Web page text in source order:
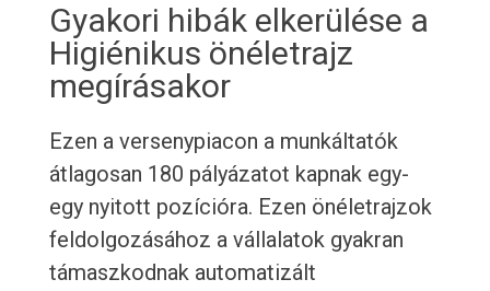
Gyakori hibák elkerülése a
Higiénikus önéletrajz
megírásakor
Ezen a versenypiacon a munkáltatók
átlagosan 180 pályázatot kapnak egy-
egy nyitott pozícióra. Ezen önéletrajzok
feldolgozásához a vállalatok gyakran
támaszkodnak automatizált